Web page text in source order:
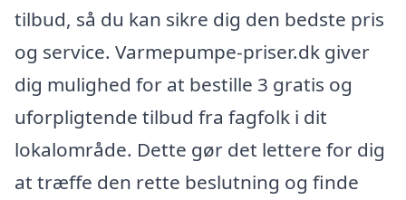
tilbud, så du kan sikre dig den bedste pris
og service. Varmepumpe-priser.dk giver
dig mulighed for at bestille 3 gratis og
uforpligtende tilbud fra fagfolk i dit
lokalområde. Dette gør det lettere for dig
at træffe den rette beslutning og finde